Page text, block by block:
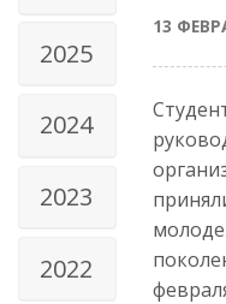
2025
2024
2023
2022
13